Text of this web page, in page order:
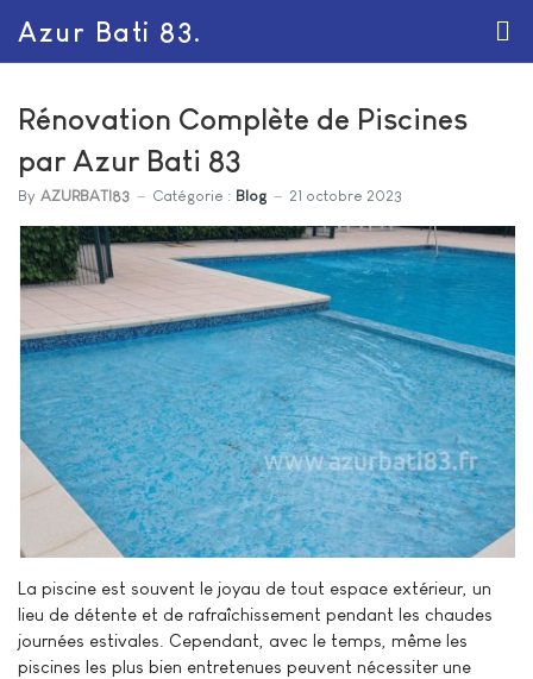
Azur Bati 83.
Rénovation Complète de Piscines
par Azur Bati 83
By AZURBATI83 Catégorie : Blog 21 octobre 2023
La piscine est souvent le joyau de tout espace extérieur, un
lieu de détente et de rafraîchissement pendant les chaudes
journées estivales. Cependant, avec le temps, même les
piscines les plus bien entretenues peuvent nécessiter une